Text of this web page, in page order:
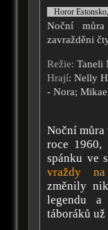
Horor
Noční
zavražděni
Režie: Taneli
Hrají: Nelly
- Nora;
Noční můra
roce
spánku ve
vraždy
změnily
legendu
táboráků